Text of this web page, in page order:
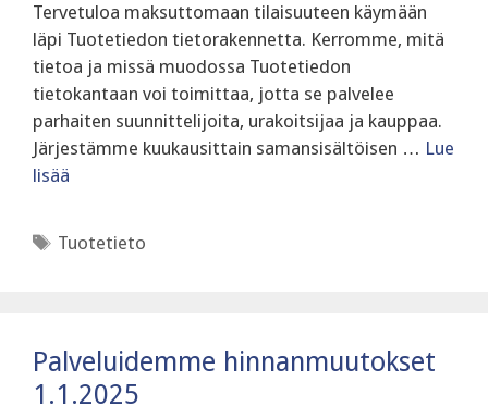
‍Tervetuloa maksuttomaan tilaisuuteen käymään
läpi Tuotetiedon tietorakennetta. Kerromme, mitä
tietoa ja missä muodossa Tuotetiedon
tietokantaan voi toimittaa, jotta se palvelee
parhaiten suunnittelijoita, urakoitsijaa ja kauppaa.
‍Järjestämme kuukausittain samansisältöisen … Lue
lisää
Avainsanat
Tuotetieto
Palveluidemme hinnanmuutokset
1.1.2025